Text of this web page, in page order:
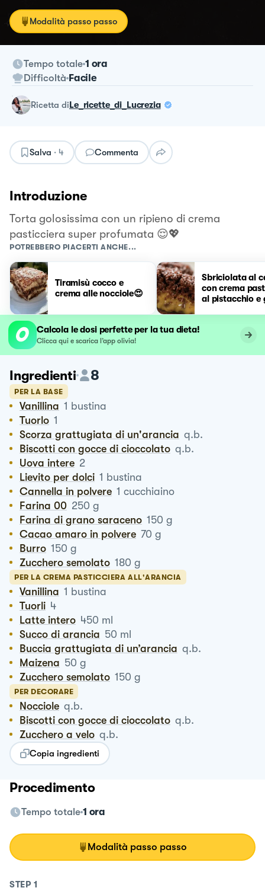
Modalità passo passo
Tempo totale 1 ora
Difficoltà Facile
ricetta diLe_ricette_di_Lucrezia
Salva · 4 Commenta
Introduzione
Torta golosissima con un ripieno di crema
pasticciera super profumata 😌💖
POTREBBERO PIACERTI ANCHE...
Tiramisù cocco e
crema alle nocciole😍
Sbriciolata al
con crema
al pistacchio e
Calcola le dosi perfette per la tua dieta!
Clicca qui e scarica l’app olivia!
Ingredienti 8
PER LA BASE
Vanillina 1 bustina
Tuorlo 1
Scorza grattugiata di un'arancia q.b.
Biscotti con gocce di cioccolato q.b.
Uova intere 2
Lievito per dolci 1 bustina
Cannella in polvere 1 cucchiaino
Farina 00 250 g
Farina di grano saraceno 150 g
Cacao amaro in polvere 70 g
Burro 150 g
Zucchero semolato 180 g
PER LA CREMA PASTICCIERA ALL'ARANCIA
Vanillina 1 bustina
Tuorli 4
Latte intero 450 ml
Succo di arancia 50 ml
Buccia grattugiata di un’arancia q.b.
Maizena 50 g
Zucchero semolato 150 g
PER DECORARE
Nocciole q.b.
Biscotti con gocce di cioccolato q.b.
Zucchero a velo q.b.
Copia ingredienti
Procedimento
Tempo totale 1 ora
Modalità passo passo
STEP 1